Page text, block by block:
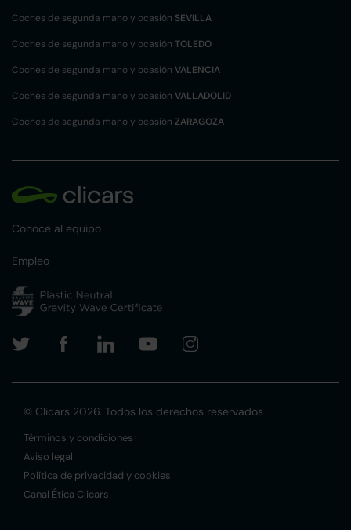
Coches de segunda mano y ocasión SEVILLA
Coches de segunda mano y ocasión TOLEDO
Coches de segunda mano y ocasión VALENCIA
Coches de segunda mano y ocasión VALLADOLID
Coches de segunda mano y ocasión ZARAGOZA
Conoce al equipo
Empleo
© Clicars 2026. Todos los derechos reservados
Términos y condiciones
Aviso legal
Política de privacidad y cookies
Canal Ética Clicars